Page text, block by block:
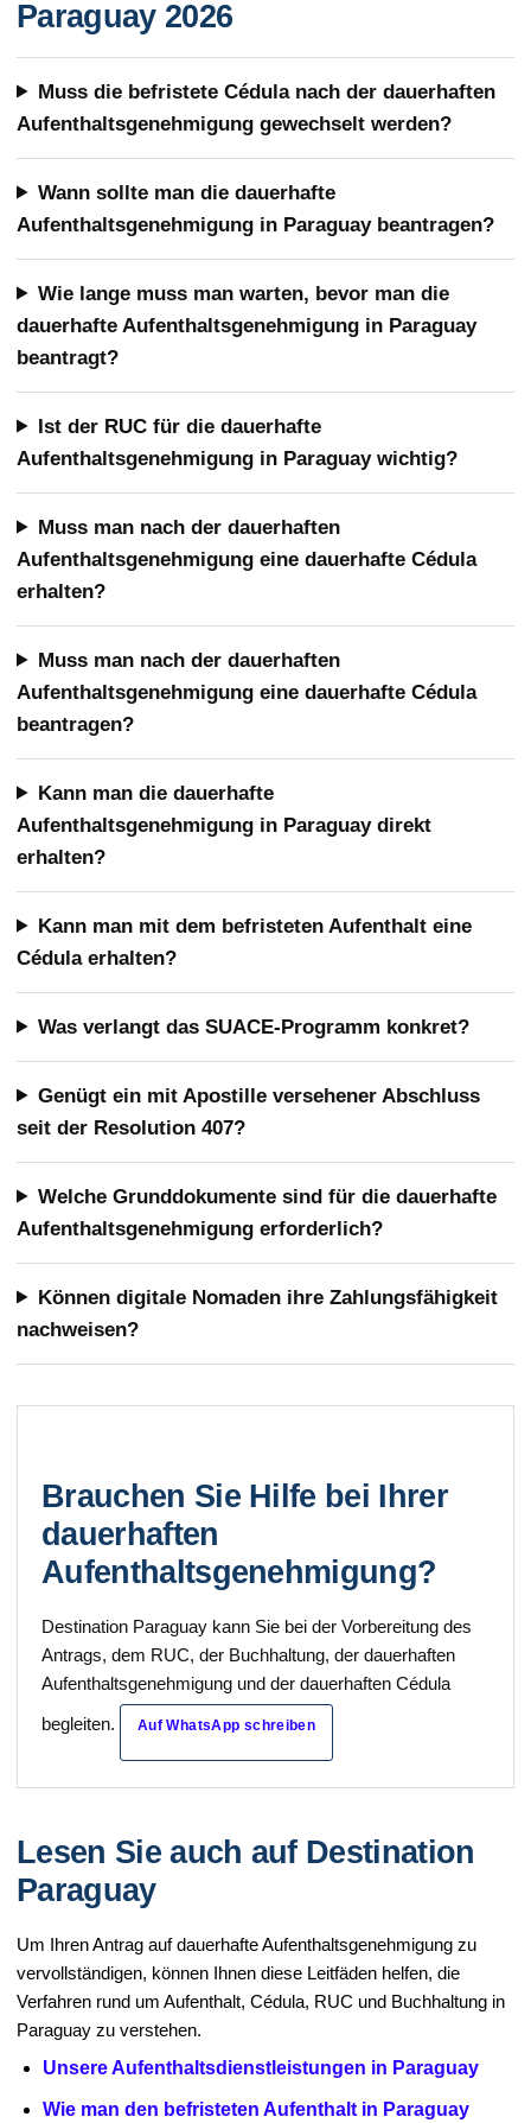
Paraguay 2026
Muss die befristete Cédula nach der dauerhaften
Aufenthaltsgenehmigung gewechselt werden?
Wann sollte man die dauerhafte
Aufenthaltsgenehmigung in Paraguay beantragen?
Wie lange muss man warten, bevor man die
dauerhafte Aufenthaltsgenehmigung in Paraguay
beantragt?
Ist der RUC für die dauerhafte
Aufenthaltsgenehmigung in Paraguay wichtig?
Muss man nach der dauerhaften
Aufenthaltsgenehmigung eine dauerhafte Cédula
erhalten?
Muss man nach der dauerhaften
Aufenthaltsgenehmigung eine dauerhafte Cédula
beantragen?
Kann man die dauerhafte
Aufenthaltsgenehmigung in Paraguay direkt
erhalten?
Kann man mit dem befristeten Aufenthalt eine
Cédula erhalten?
Was verlangt das SUACE-Programm konkret?
Genügt ein mit Apostille versehener Abschluss
seit der Resolution 407?
Welche Grunddokumente sind für die dauerhafte
Aufenthaltsgenehmigung erforderlich?
Können digitale Nomaden ihre Zahlungsfähigkeit
nachweisen?
Brauchen Sie Hilfe bei Ihrer
dauerhaften
Aufenthaltsgenehmigung?
Destination Paraguay kann Sie bei der Vorbereitung des
Antrags, dem RUC, der Buchhaltung, der dauerhaften
Aufenthaltsgenehmigung und der dauerhaften Cédula
begleiten.
Auf WhatsApp schreiben
Lesen Sie auch auf Destination
Paraguay
Um Ihren Antrag auf dauerhafte Aufenthaltsgenehmigung zu
vervollständigen, können Ihnen diese Leitfäden helfen, die
Verfahren rund um Aufenthalt, Cédula, RUC und Buchhaltung in
Paraguay zu verstehen.
Unsere Aufenthaltsdienstleistungen in Paraguay
Wie man den befristeten Aufenthalt in Paraguay